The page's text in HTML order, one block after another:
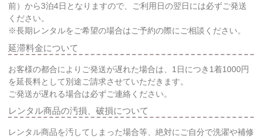
前）から3泊4日となりますので、ご利用日の翌日には必ずご発送
ください。
※長期レンタルをご希望の場合はご予約の際にご相談ください。
延滞料金について
お客様の都合によりご発送が遅れた場合は、1日につき1着1000円
を延長料として別途ご請求させていただきます。
ご発送が遅れる場合は必ずご連絡ください。
レンタル商品の汚損、破損について
レンタル商品を汚してしまった場合等、絶対にご自分で洗濯や補修